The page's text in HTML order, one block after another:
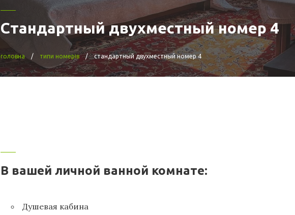
Стандартный двухместный номер 4
головна типи номерів стандартный двухместный номер 4
В вашей личной ванной комнате:
Душевая кабина